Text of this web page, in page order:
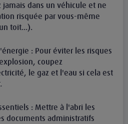
jamais dans un véhicule et ne
risquée par vous-même
toit...).
: Pour éviter les risques
coupez
le gaz et l'eau si cela est
: Mettre à l'abri les
documents administratifs